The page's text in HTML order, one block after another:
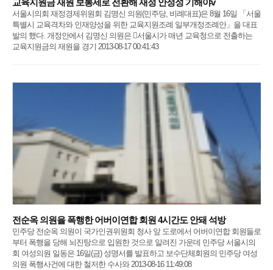
교육지원금 재원 보통세로 전환해 재정 안정성 기해야v
서울시의회 재정경제위원회 김명신 의원(민주당, 비례대표)은 8월 16일 「서울
특별시 교육격차와 인재양성을 위한 교육지원조례 일부개정조례안」을 대표
발의 했다. 개정안에서 김명신 의원은 󰡒서울시가 매년 교육청으로 전출하는
교육지원금의 재원을 경기 2013-08-17 00:41:43
전순옥 의원을 폭행한 어버이연합 회원 4시간도 안돼 석방
민주당 전순옥 의원이 국가인권위원회 청사 앞 도로에서 어버이연합 회원들로
부터 폭행을 당해 뇌진탕으로 입원한 것으로 알려진 가운데 민주당 서울시의
회 여성의원 일동은 16일(금) 성명서를 발표하고 보수단체회원의 민주당 여성
의원 폭행사건에 대한 철저한 수사와 2013-08-16 11:49:08